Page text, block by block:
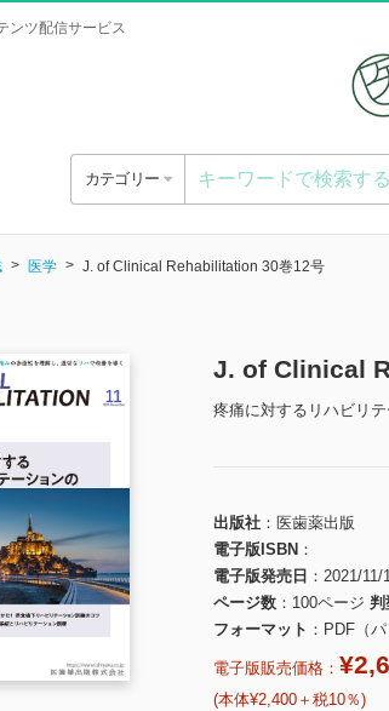
ンツ配信サービス
カテゴリー
医学 J. of Clinical Rehabilitation 30巻12号
J. of Clinical
疼痛に対するリハビリ
出版社
医歯薬出版
電子版ISBN
電子版発売日
2021/11/
ページ数
100ページ 判
フォーマット
PDF（
電子版販売価格：
(本体¥2,400＋税10％)